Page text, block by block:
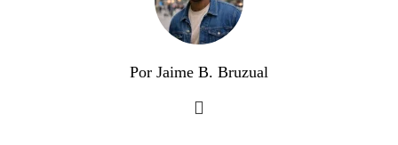
Por Jaime B. Bruzual